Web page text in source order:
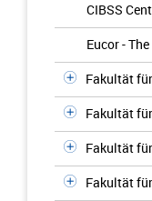
CIBSS
Eucor -
Fakultät
Fakultät
Fakultät
Fakultät